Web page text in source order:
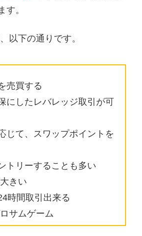
す。
以下の通りです。
売買する
にしたレバレッジ取引が可
じて、スワップポイントを
トリーすることも多い
きい
時間取引出来る
サムゲーム